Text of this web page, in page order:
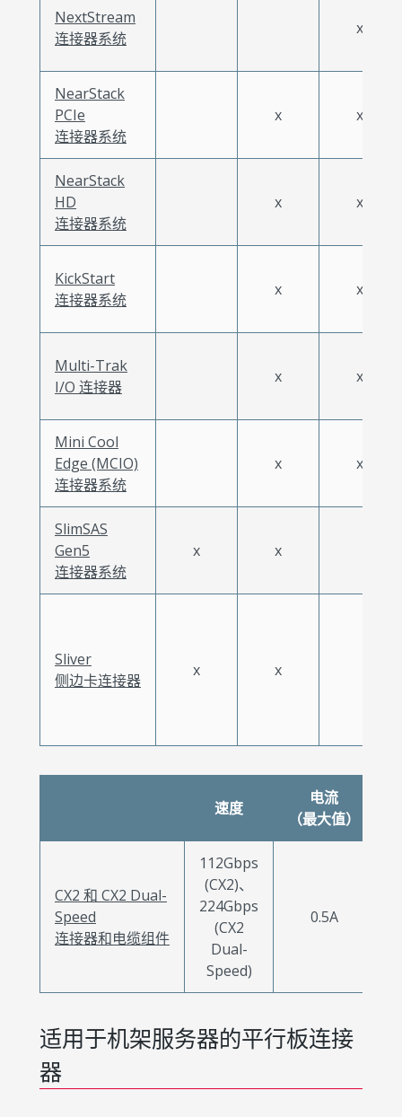
NextStream
连接器系统
x
NearStack
PCIe
连接器系统
x x
NearStack
HD
连接器系统
x x
KickStart
连接器系统
x x
Multi-Trak
I/O 连接器
x x
Mini Cool
Edge (MCIO)
连接器系统
x x
SlimSAS
Gen5
连接器系统
x x
Sliver
侧边卡连接器
x x
速度
电流
（最大值）
CX2 和 CX2 Dual-
Speed
连接器和电缆组件
112Gbps
(CX2)、
224Gbps
(CX2
Dual-
Speed)
0.5A
适用于机架服务器的平行板连接
器